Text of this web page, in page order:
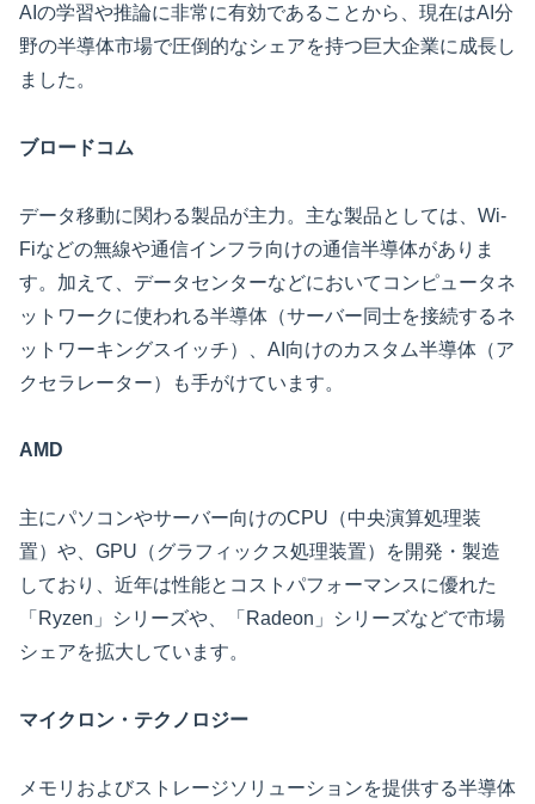
AIの学習や推論に非常に有効であることから、現在はAI分
野の半導体市場で圧倒的なシェアを持つ巨大企業に成長し
ました。
ブロードコム
データ移動に関わる製品が主力。主な製品としては、Wi-
Fiなどの無線や通信インフラ向けの通信半導体がありま
す。加えて、データセンターなどにおいてコンピュータネ
ットワークに使われる半導体（サーバー同士を接続するネ
ットワーキングスイッチ）、AI向けのカスタム半導体（ア
クセラレーター）も手がけています。
AMD
主にパソコンやサーバー向けのCPU（中央演算処理装
置）や、GPU（グラフィックス処理装置）を開発・製造
しており、近年は性能とコストパフォーマンスに優れた
「Ryzen」シリーズや、「Radeon」シリーズなどで市場
シェアを拡大しています。
マイクロン・テクノロジー
メモリおよびストレージソリューションを提供する半導体